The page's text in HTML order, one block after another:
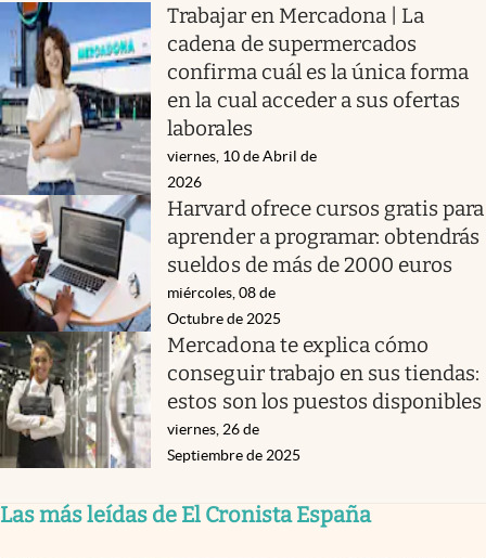
Trabajar en Mercadona | La
cadena de supermercados
confirma cuál es la única forma
en la cual acceder a sus ofertas
laborales
viernes, 10 de Abril de
2026
Harvard ofrece cursos gratis para
aprender a programar: obtendrás
sueldos de más de 2000 euros
miércoles, 08 de
Octubre de 2025
Mercadona te explica cómo
conseguir trabajo en sus tiendas:
estos son los puestos disponibles
viernes, 26 de
Septiembre de 2025
Las más leídas de El Cronista España